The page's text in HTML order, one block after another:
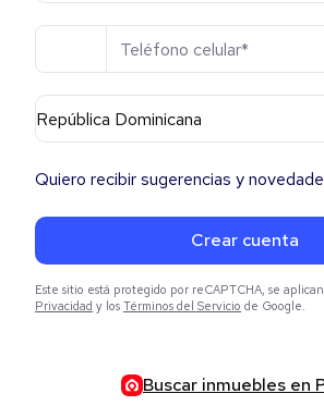
República Dominicana
Quiero recibir sugerencias y
Este sitio está protegido por reCAPTCHA, se
Privacidad y los Términos del Servicio de Google.
Buscar inmuebles en